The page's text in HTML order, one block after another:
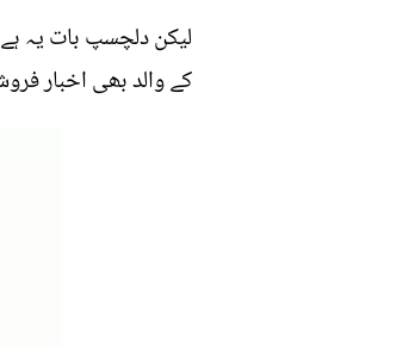
لیکن دلچسپ بات یہ
کے والد بھی اخبار